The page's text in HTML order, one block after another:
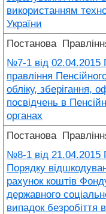
використанням
України
Постанова
№7-1 від 02.04.2015
правління
обліку, зберігання,
посвідчень в
органах
Постанова
№8-1 від 21.04.2015
Порядку
рахунок коштів
державного
випадок безробіття